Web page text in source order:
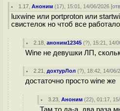
1.17 ,Аноним (17), 15:01, 14/06/2026 [
luxwine или portproton или
свистелок но чтоб все
2.18 ,аноним12345 (?), 15:21, 14/
Wine не девушки ЛП,
2.21 дохтурЛол (?), 18:42, 14/06/
достаточно просто wine же
3.23 ,Аноним (22), 01:17,